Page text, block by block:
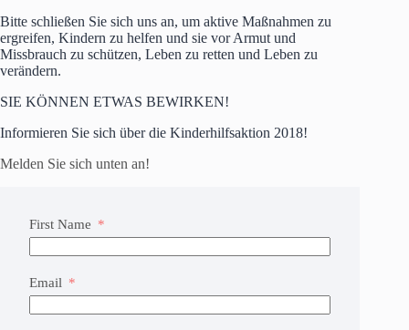
Bitte schließen Sie sich uns an, um aktive Maßnahmen zu
ergreifen, Kindern zu helfen und sie vor Armut und
Missbrauch zu schützen, Leben zu retten und Leben zu
verändern.
SIE KÖNNEN ETWAS BEWIRKEN!
Informieren Sie sich über die Kinderhilfsaktion 2018!
Melden Sie sich unten an!
First Name
Email